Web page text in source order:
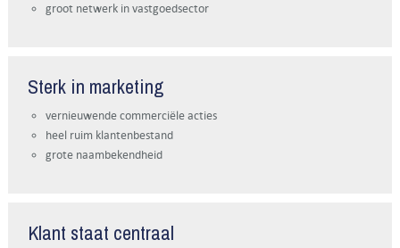
groot netwerk in vastgoedsector
Sterk in marketing
vernieuwende commerciële acties
heel ruim klantenbestand
grote naambekendheid
Klant staat centraal